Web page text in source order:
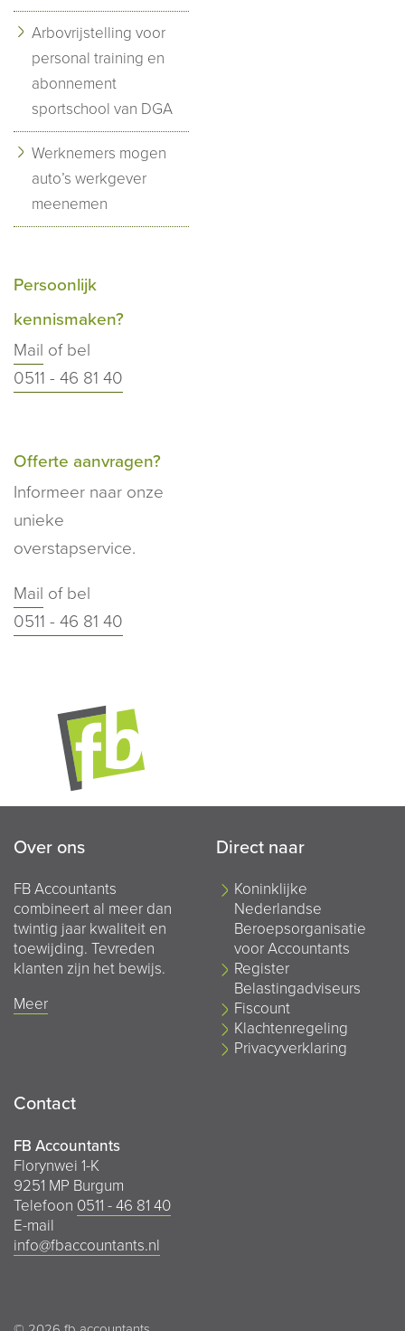
Arbovrijstelling voor
personal training en
abonnement
sportschool van DGA
Werknemers mogen
auto’s werkgever
meenemen
Persoonlijk
kennismaken?
Mail of bel
0511 - 46 81 40
Offerte aanvragen?
Informeer naar onze
unieke
overstapservice.
Mail of bel
0511 - 46 81 40
Over ons
FB Accountants
combineert al meer dan
twintig jaar kwaliteit en
toewijding. Tevreden
klanten zijn het bewijs.
Meer
Direct naar
Koninklijke
Nederlandse
Beroepsorganisatie
voor Accountants
Register
Belastingadviseurs
Fiscount
Klachtenregeling
Privacyverklaring
Contact
FB Accountants
Florynwei 1-K
9251 MP Burgum
Telefoon 0511 - 46 81 40
E-mail
info@fbaccountants.nl